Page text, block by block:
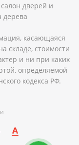
дверей и
дерева
касающаяся
складе, стоимости
и ни при каких
определяемой
кодекса РФ.